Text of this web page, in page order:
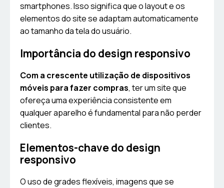
smartphones. Isso significa que o layout e os
elementos do site se adaptam automaticamente
ao tamanho da tela do usuário.
Importância do design responsivo
Com a crescente utilização de dispositivos
móveis para fazer compras, ter um site que
ofereça uma experiência consistente em
qualquer aparelho é fundamental para não perder
clientes.
Elementos-chave do design
responsivo
O uso de grades flexíveis, imagens que se